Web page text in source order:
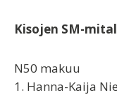
Kisojen SM-
N50 makuu
1. Hanna-Kaija